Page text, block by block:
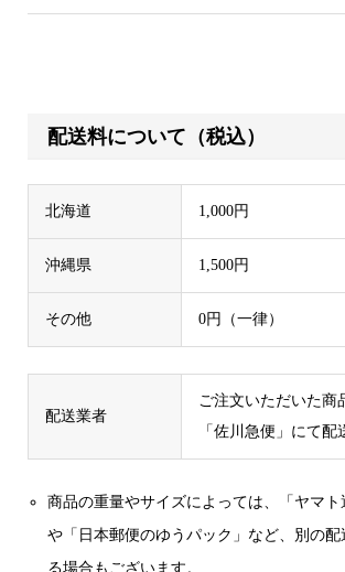
配送料について（税込）
北海道 1,000円
沖縄県 1,500円
その他 0円（一律）
配送業者
ご注文いただいた商
「佐川急便」にて配
商品の重量やサイズによっては、「ヤマト
や「日本郵便のゆうパック」など、別の
る場合もございます。